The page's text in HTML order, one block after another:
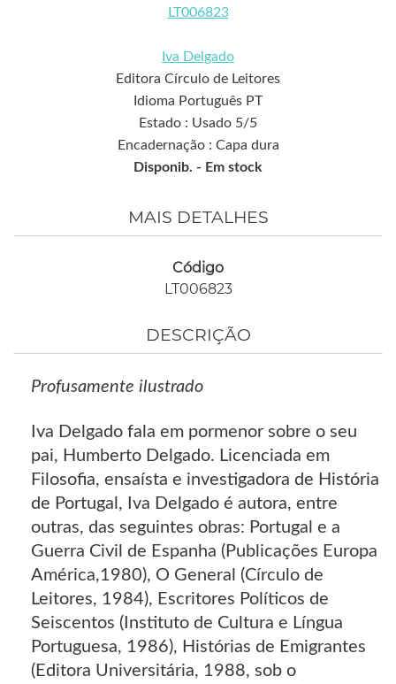
LT006823
Iva Delgado
Editora Círculo de Leitores
Idioma Português PT
Estado : Usado 5/5
Encadernação : Capa dura
Disponib. - Em stock
MAIS DETALHES
Código
LT006823
DESCRIÇÃO
Profusamente ilustrado
Iva Delgado fala em pormenor sobre o seu
pai, Humberto Delgado. Licenciada em
Filosofia, ensaísta e investigadora de História
de Portugal, Iva Delgado é autora, entre
outras, das seguintes obras: Portugal e a
Guerra Civil de Espanha (Publicações Europa
América,1980), O General (Círculo de
Leitores, 1984), Escritores Políticos de
Seiscentos (Instituto de Cultura e Língua
Portuguesa, 1986), Histórias de Emigrantes
(Editora Universitária, 1988, sob o